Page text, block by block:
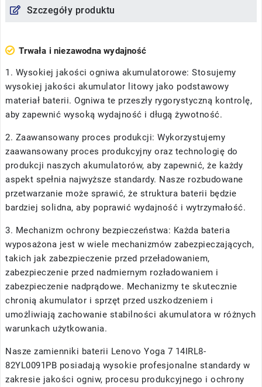
Szczegóły produktu
Trwała i niezawodna wydajność
1. Wysokiej jakości ogniwa akumulatorowe: Stosujemy
wysokiej jakości akumulator litowy jako podstawowy
materiał baterii. Ogniwa te przeszły rygorystyczną kontrolę,
aby zapewnić wysoką wydajność i długą żywotność.
2. Zaawansowany proces produkcji: Wykorzystujemy
zaawansowany proces produkcyjny oraz technologię do
produkcji naszych akumulatorów, aby zapewnić, że każdy
aspekt spełnia najwyższe standardy. Nasze rozbudowane
przetwarzanie może sprawić, że struktura baterii będzie
bardziej solidna, aby poprawić wydajność i wytrzymałość.
3. Mechanizm ochrony bezpieczeństwa: Każda bateria
wyposażona jest w wiele mechanizmów zabezpieczających,
takich jak zabezpieczenie przed przeładowaniem,
zabezpieczenie przed nadmiernym rozładowaniem i
zabezpieczenie nadprądowe. Mechanizmy te skutecznie
chronią akumulator i sprzęt przed uszkodzeniem i
umożliwiają zachowanie stabilności akumulatora w różnych
warunkach użytkowania.
Nasze zamienniki baterii Lenovo Yoga 7 14IRL8-
82YL0091PB posiadają wysokie profesjonalne standardy w
zakresie jakości ogniw, procesu produkcyjnego i ochrony